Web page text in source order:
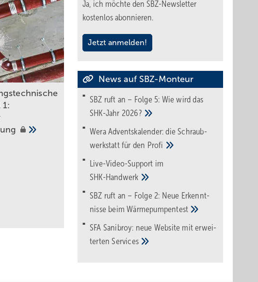
Ja, ich möchte den SBZ-Newsletter
kostenlos abonnieren.
Jetzt anmelden!
News auf SBZ-Monteur
SBZ ruft an – Folge 5: Wie wird das
SHK-Jahr 2026?
Wera Adventskalender: die Schraub­
werk­statt für den Pro­fi
Live-Video-Support im
SHK-Handwerk
SBZ ruft an – Folge 2: Neue Erkennt­
nisse beimWärme­pumpen­test
SFA Sanibroy: neue Web­site mit erwei­
tertenServices